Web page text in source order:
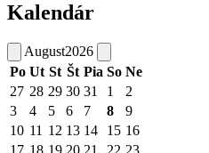
Kalendár
August2026
Po Ut St Št Pia So Ne
27 28 29 30 31 1
2
3
4 5 6 7 8
9
10 11 12 13 14 15 16